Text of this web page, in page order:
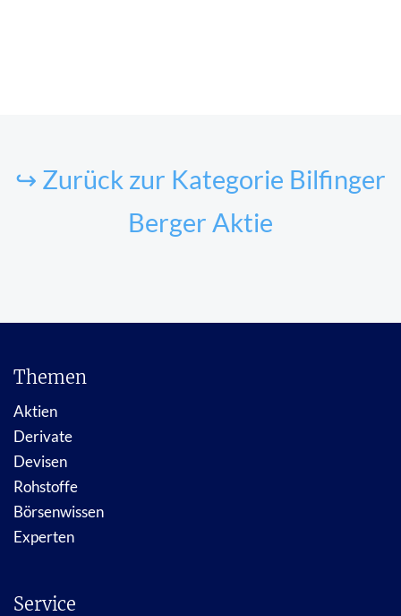
↪ Zurück zur Kategorie Bilfinger
Berger Aktie
Themen
Aktien
Derivate
Devisen
Rohstoffe
Börsenwissen
Experten
Service